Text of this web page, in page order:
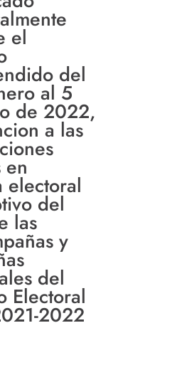
el
del
al 5
de 2022,
a las
en
electoral
del
las
y
del
Electoral
2022